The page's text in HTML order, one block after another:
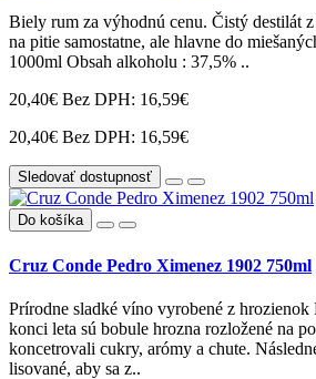
Biely rum za výhodnú cenu. Čistý destilát
na pitie samostatne, ale hlavne do
1000ml Obsah alkoholu : 37,5% ..
20,40€ Bez DPH: 16,59€
20,40€ Bez DPH: 16,59€
Sledovať dostupnosť
Do košíka
Cruz Conde Pedro Ximenez 1902 750ml
Prírodne sladké víno vyrobené z hrozienok
konci leta sú bobule hrozna rozložené na
koncetrovali cukry, arómy a chute.
lisované, aby sa z..